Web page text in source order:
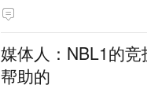
媒体人：NBL1的
帮助的